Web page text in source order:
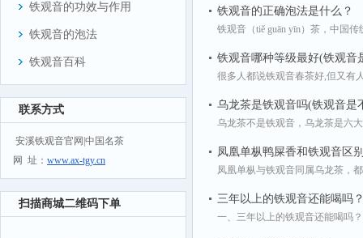
铁观音的功效与作用
铁观音的泡法
铁观音百科
联系方式
安溪铁观音官网|中国名茶
网 址： www.ax-tgy.cn
扫描商城二维码下单
铁观音的正确泡法是什么？
铁观音（tiě guān yīn）茶，中国
铁观音哪种等级最好(铁观音
很多人都说铁观音春茶好,但又有
乌龙茶是铁观音吗(铁观音是
乌龙茶不是铁观音，乌龙茶是六
凤凰单枞鸭屎香和铁观音区
凤凰单枞与铁观音同属乌龙茶，
三年以上的铁观音还能喝吗
一、三年以上的铁观音还能喝吗